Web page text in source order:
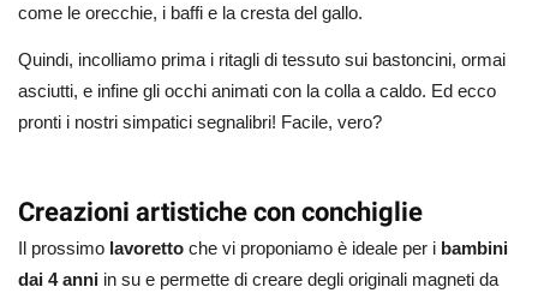
come le orecchie, i baffi e la cresta del gallo.
Quindi, incolliamo prima i ritagli di tessuto sui bastoncini, ormai
asciutti, e infine gli occhi animati con la colla a caldo. Ed ecco
pronti i nostri simpatici segnalibri! Facile, vero?
Creazioni artistiche con conchiglie
Il prossimo lavoretto che vi proponiamo è ideale per i bambini
dai 4 anni in su e permette di creare degli originali magneti da